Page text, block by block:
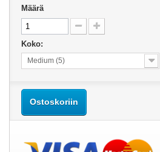
Määrä
Koko:
Medium (5)
Ostoskoriin